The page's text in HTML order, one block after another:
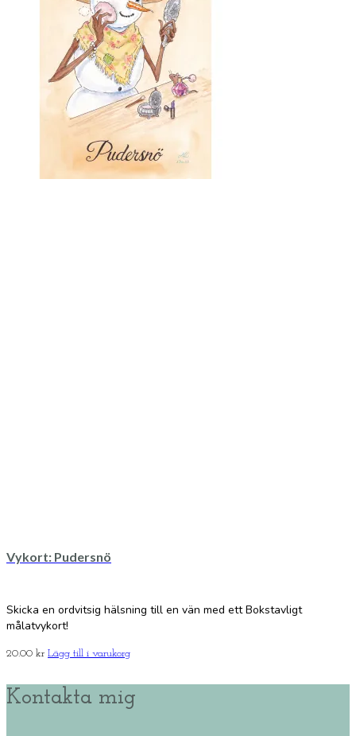
Vykort: Pudersnö
Skicka en ordvitsig hälsning till en vän med ett Bokstavligt
målatvykort!
20.00 kr Lägg till i varukorg
Kontakta mig